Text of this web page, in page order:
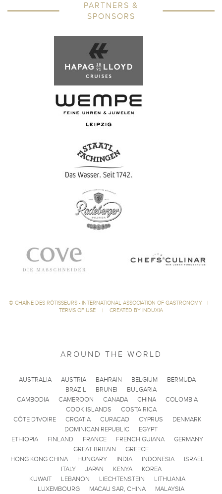
PARTNERS &
SPONSORS
© CHAÎNE DES RÔTISSEURS - INTERNATIONAL ASSOCIATION OF GASTRONOMY
|
TERMS OF USE
| CREATED BY INDUXIA
AROUND THE WORLD
AUSTRALIA AUSTRIA BAHRAIN BELGIUM
BERMUDA
BRAZIL
BRUNEI
BULGARIA
CAMBODIA
CAMEROON CANADA CHINA
COLOMBIA
COOK ISLANDS
COSTA RICA
CÔTE D'IVOIRE
CROATIA CURACAO CYPRUS
DENMARK
DOMINICAN REPUBLIC
EGYPT
ETHIOPIA
FINLAND FRANCE FRENCH GUIANA
GERMANY
GREAT BRITAIN
GREECE
HONG KONG CHINA
HUNGARY INDIA INDONESIA
ISRAEL
ITALY
JAPAN KENYA
KOREA
KUWAIT
LEBANON LIECHTENSTEIN
LITHUANIA
LUXEMBOURG
MACAU SAR, CHINA MALAYSIA